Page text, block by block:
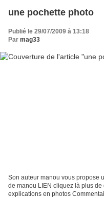
une pochette photo
Publié le 29/07/2009 à 13:18
Par mag33
Son auteur manou vous propose
de manou LIEN cliquez là plus
explications en photos